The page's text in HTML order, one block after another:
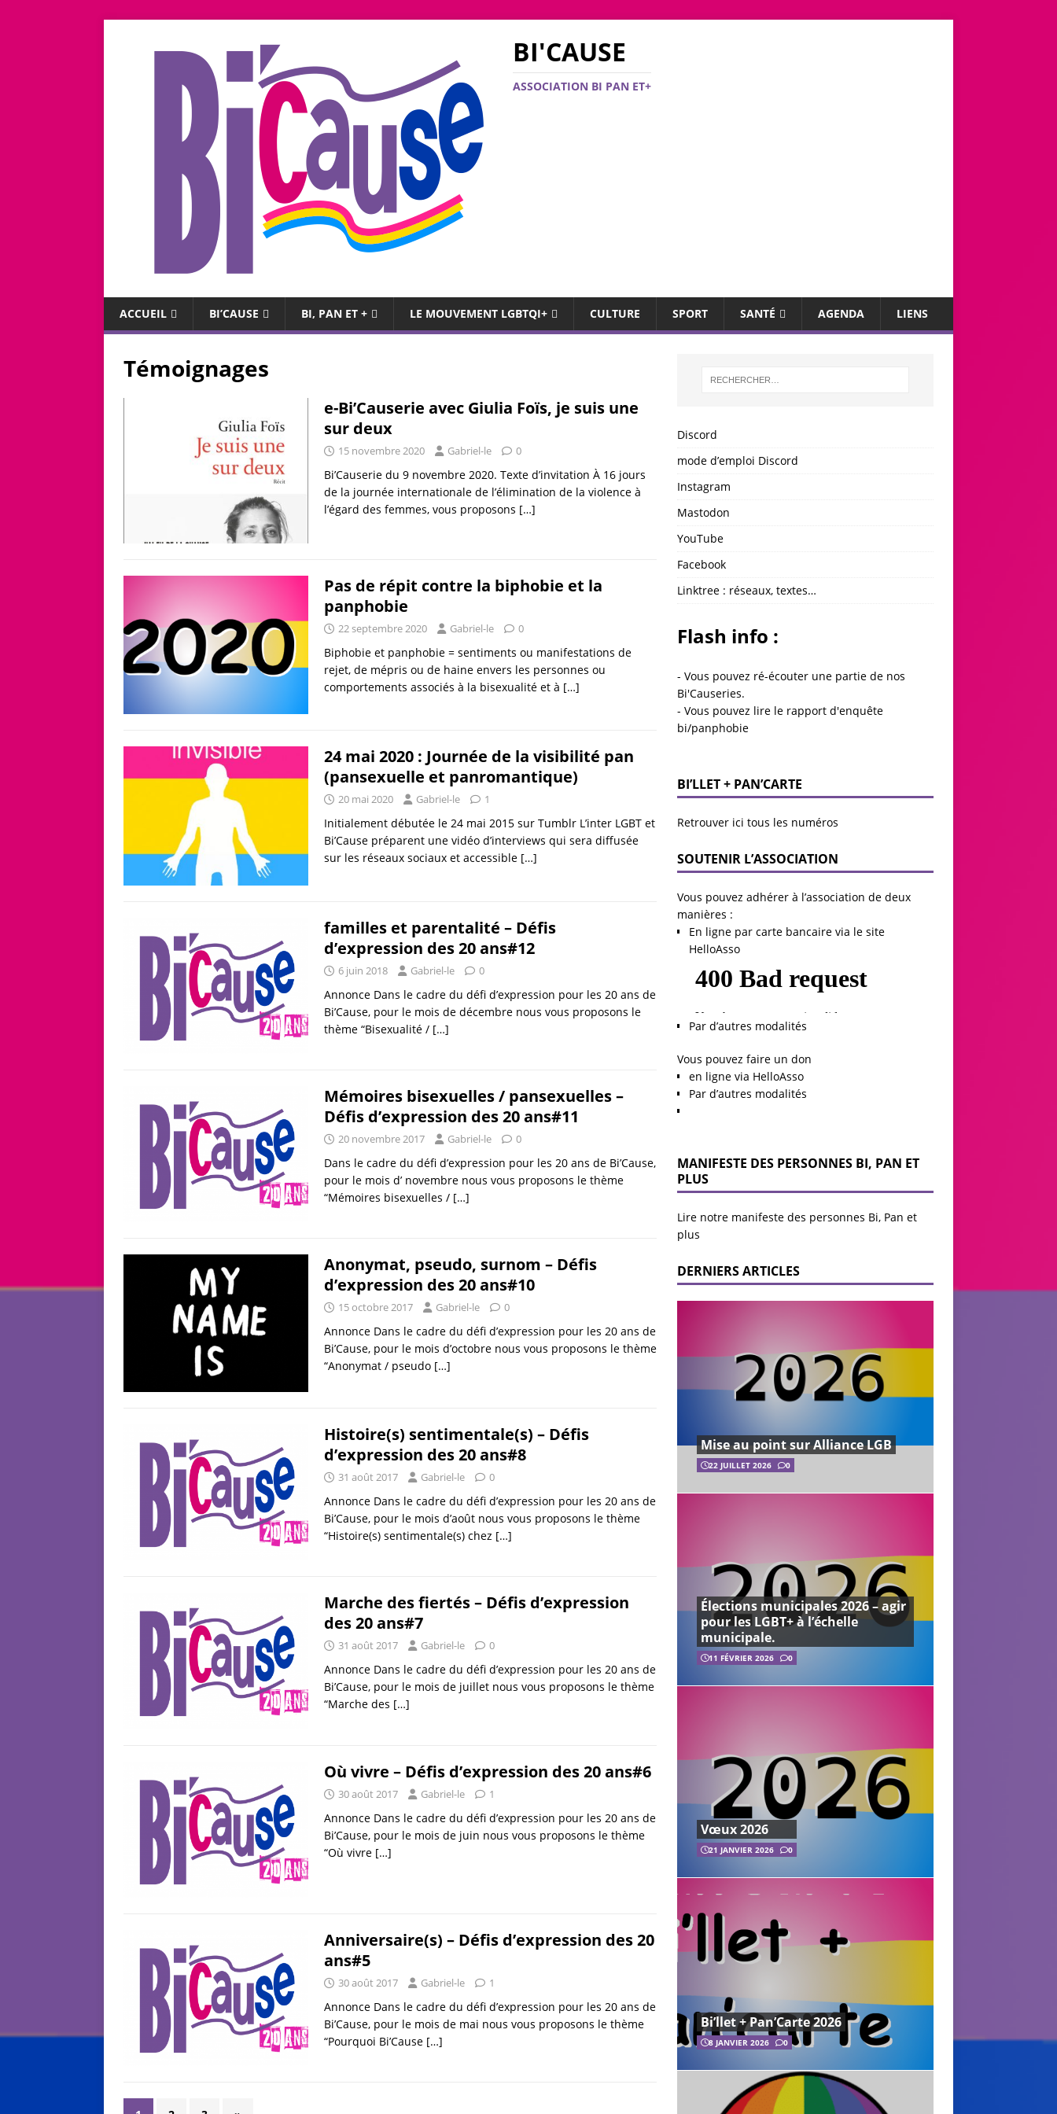
BI'CAUSE
ASSOCIATION BI PAN ET+
ACCUEIL BI’CAUSE BI, PAN ET + LE MOUVEMENT LGBTQI+ CULTURE SPORT SANTÉ AGENDA LIENS
Témoignages
e-Bi’Causerie avec Giulia Foïs, je suis une
sur deux
15 novembre 2020 Gabriel-le 0
Bi’Causerie du 9 novembre 2020. Texte d’invitation À 16 jours
de la journée internationale de l’élimination de la violence à
l’égard des femmes, vous proposons […]
Pas de répit contre la biphobie et la
panphobie
22 septembre 2020 Gabriel-le 0
Biphobie et panphobie = sentiments ou manifestations de
rejet, de mépris ou de haine envers les personnes ou
comportements associés à la bisexualité et à […]
24 mai 2020 : Journée de la visibilité pan
(pansexuelle et panromantique)
20 mai 2020 Gabriel-le 1
Initialement débutée le 24 mai 2015 sur Tumblr L’inter LGBT et
Bi’Cause préparent une vidéo d’interviews qui sera diffusée
sur les réseaux sociaux et accessible […]
familles et parentalité – Défis
d’expression des 20 ans#12
6 juin 2018 Gabriel-le 0
Annonce Dans le cadre du défi d’expression pour les 20 ans de
Bi’Cause, pour le mois de décembre nous vous proposons le
thème “Bisexualité / […]
Mémoires bisexuelles / pansexuelles –
Défis d’expression des 20 ans#11
20 novembre 2017 Gabriel-le 0
Dans le cadre du défi d’expression pour les 20 ans de Bi’Cause,
pour le mois d’ novembre nous vous proposons le thème
“Mémoires bisexuelles / […]
Anonymat, pseudo, surnom – Défis
d’expression des 20 ans#10
15 octobre 2017 Gabriel-le 0
Annonce Dans le cadre du défi d’expression pour les 20 ans de
Bi’Cause, pour le mois d’octobre nous vous proposons le thème
“Anonymat / pseudo […]
Histoire(s) sentimentale(s) – Défis
d’expression des 20 ans#8
31 août 2017 Gabriel-le 0
Annonce Dans le cadre du défi d’expression pour les 20 ans de
Bi’Cause, pour le mois d’août nous vous proposons le thème
“Histoire(s) sentimentale(s) chez […]
Marche des fiertés – Défis d’expression
des 20 ans#7
31 août 2017 Gabriel-le 0
Annonce Dans le cadre du défi d’expression pour les 20 ans de
Bi’Cause, pour le mois de juillet nous vous proposons le thème
“Marche des […]
Où vivre – Défis d’expression des 20 ans#6
30 août 2017 Gabriel-le 1
Annonce Dans le cadre du défi d’expression pour les 20 ans de
Bi’Cause, pour le mois de juin nous vous proposons le thème
“Où vivre […]
Anniversaire(s) – Défis d’expression des 20
ans#5
30 août 2017 Gabriel-le 1
Annonce Dans le cadre du défi d’expression pour les 20 ans de
Bi’Cause, pour le mois de mai nous vous proposons le thème
“Pourquoi Bi’Cause […]
Discord
mode d’emploi Discord
Instagram
Mastodon
YouTube
Facebook
Linktree : réseaux, textes…
Flash info :
- Vous pouvez ré-écouter une partie de nos
Bi'Causeries.
- Vous pouvez lire le rapport d'enquête
bi/panphobie
BI’LLET + PAN’CARTE
Retrouver ici tous les numéros
SOUTENIR L’ASSOCIATION
Vous pouvez adhérer à l’association de deux
manières :
En ligne par carte bancaire via le site
HelloAsso
Par d’autres modalités
Vous pouvez faire un don
en ligne via HelloAsso
Par d’autres modalités
MANIFESTE DES PERSONNES BI, PAN ET
PLUS
Lire notre manifeste des personnes Bi, Pan et
plus
DERNIERS ARTICLES
Mise au point sur Alliance LGB
22 JUILLET 2026 0
Élections municipales 2026 – agir
pour les LGBT+ à l’échelle
municipale.
11 FÉVRIER 2026 0
Vœux 2026
21 JANVIER 2026 0
Bi’llet + Pan’Carte 2026
8 JANVIER 2026 0